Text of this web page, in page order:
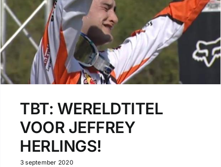
TBT: WERELDTITEL
VOOR JEFFREY
HERLINGS!
3 september 2020